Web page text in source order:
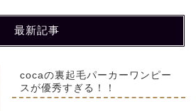
最新記事
cocaの裏起毛パーカーワンピー
スが優秀すぎる！！